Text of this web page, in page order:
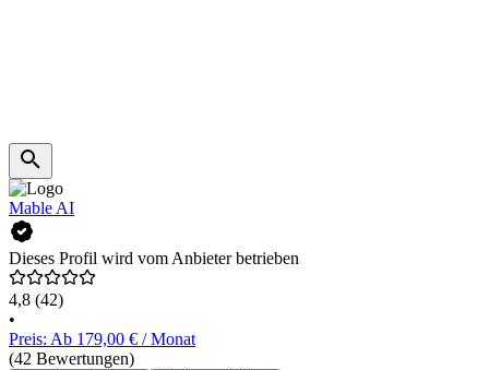
Mable AI
Dieses Profil wird vom Anbieter betrieben
4,8 (42)
•
Preis: Ab 179,00 € / Monat
(42 Bewertungen)